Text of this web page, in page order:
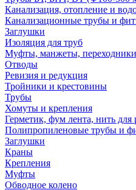
Канализация, отопление и
Канализационные трубы и
Заглушки
Изоляция для труб
Муфты, манжеты, переходники
Отводы
Ревизия и редукция
Тройники и крестовины
Трубы
Хомуты и крепления
Герметик, фум лента, нить для
Полипропиленовые трубы и
Заглушки
Краны
Крепления
Муфты
Обводное колено